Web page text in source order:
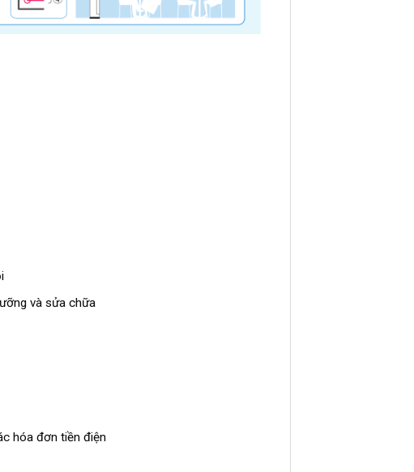
và sửa chữa
hóa đơn tiền điện